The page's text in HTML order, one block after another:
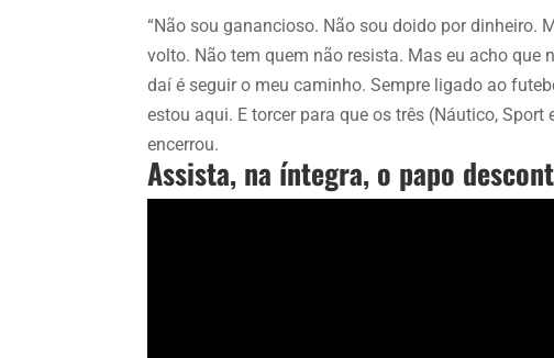
“Não sou ganancioso. Não sou doido por dinheiro.
volto. Não tem quem não resista. Mas eu acho
daí é seguir o meu caminho. Sempre ligado ao
estou aqui. E torcer para que os três (Náutico,
encerrou.
Assista, na íntegra, o papo